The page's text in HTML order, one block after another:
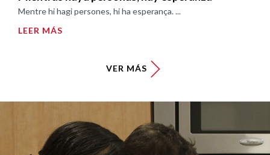
Mentre hi hagi persones, hi ha esperança. ...
LEER MÁS
VER MÁS